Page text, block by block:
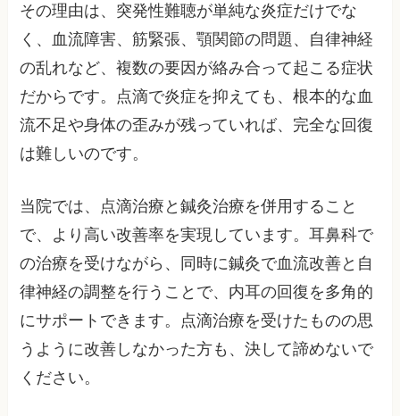
その理由は、突発性難聴が単純な炎症だけでな
く、血流障害、筋緊張、顎関節の問題、自律神経
の乱れなど、複数の要因が絡み合って起こる症状
だからです。点滴で炎症を抑えても、根本的な血
流不足や身体の歪みが残っていれば、完全な回復
は難しいのです。
当院では、点滴治療と鍼灸治療を併用すること
で、より高い改善率を実現しています。耳鼻科で
の治療を受けながら、同時に鍼灸で血流改善と自
律神経の調整を行うことで、内耳の回復を多角的
にサポートできます。点滴治療を受けたものの思
うように改善しなかった方も、決して諦めないで
ください。